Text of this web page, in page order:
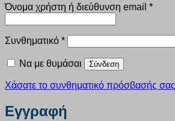
Όνομα χρήστη ή διεύθυνση email *
Συνθηματικό *Απαιτείται
Να με θυμάσαι Σύνδεση
Χάσατε το συνθηματικό πρόσβασής
Εγγραφή